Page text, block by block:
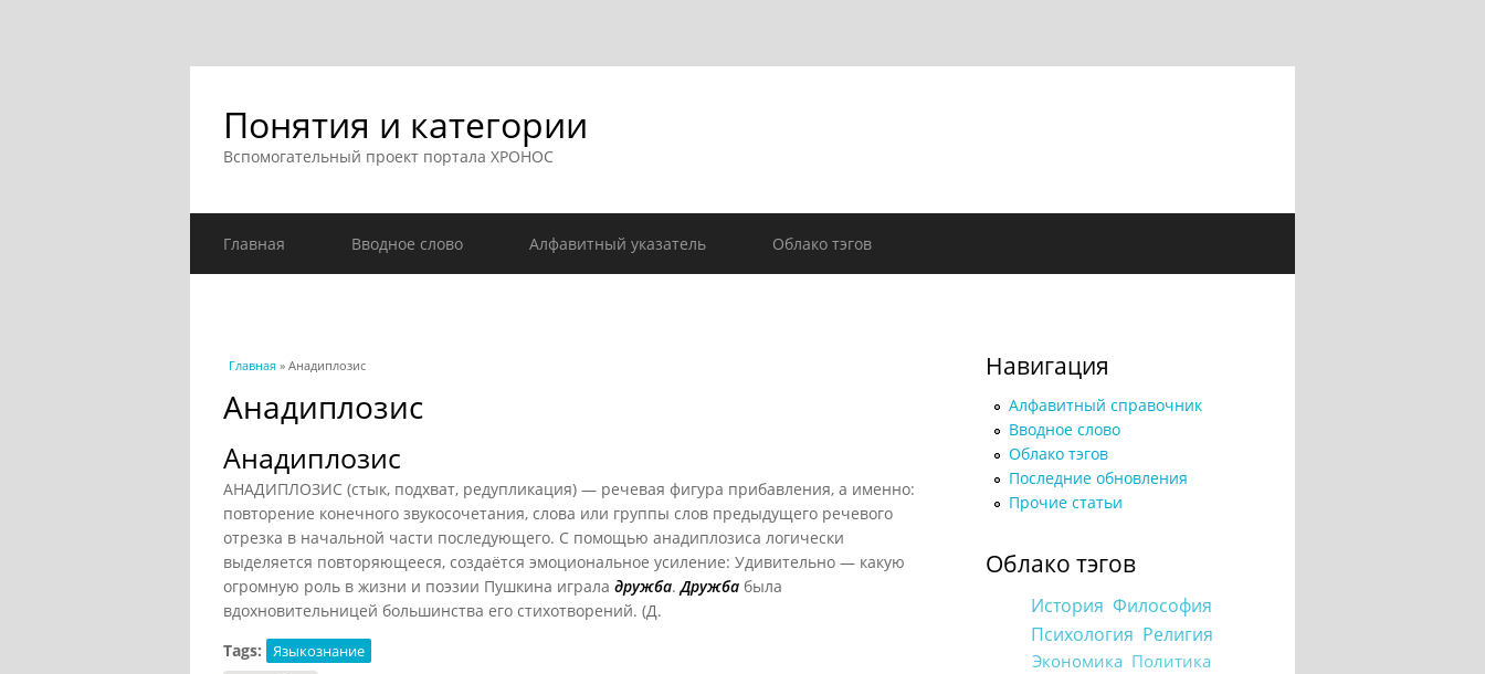
Понятия и категории
Вспомогательный проект портала ХРОНОС
Главная Вводное слово Алфавитный указатель Облако тэгов
Вы здесь
Главная » Анадиплозис
Анадиплозис
Анадиплозис
АНАДИПЛОЗИС (стык, подхват, редупликация) — речевая фигура прибавления, а именно:
повторение конечного звукосочетания, слова или группы слов предыдущего речевого
отрезка в начальной части последующего. С помощью анадиплозиса логически
выделяется повторяющееся, создаётся эмоциональное усиление: Удивительно — какую
огромную роль в жизни и поэзии Пушкина играла дружба.Дружба была
вдохновительницей большинства его стихотворений. (Д.
Tags:
Языкознание
Навигация
Алфавитный справочник
Вводное слово
Облако тэгов
Последние обновления
Прочие статьи
Облако тэгов
История Философия
Психология Религия
Экономика Политика